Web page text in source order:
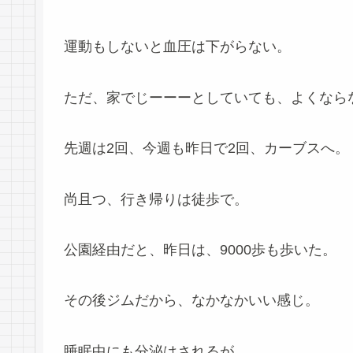
運動もしないと血圧は下がらない。
ただ、家でじーーーとしていても、よくなら
先週は2回、今週も昨日で2回、カーブスへ。
尚且つ、行き帰りは徒歩で。
公園経由だと、昨日は、9000歩も歩いた。
その後ジムだから、なかなかいい感じ。